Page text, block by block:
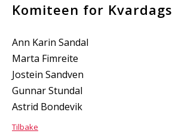
Komiteen for
Ann Karin Sandal
Marta Fimreite
Jostein Sandven
Gunnar Stundal
Astrid Bondevik
Tilbake